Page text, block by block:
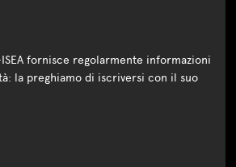
fornisce regolarmente informazioni
la preghiamo di iscriversi con il suo